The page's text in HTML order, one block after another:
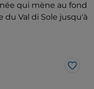
qui mène au fond
du Val di Sole jusqu'à